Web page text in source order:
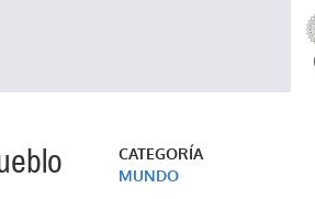
CATEGORÍA
MUNDO